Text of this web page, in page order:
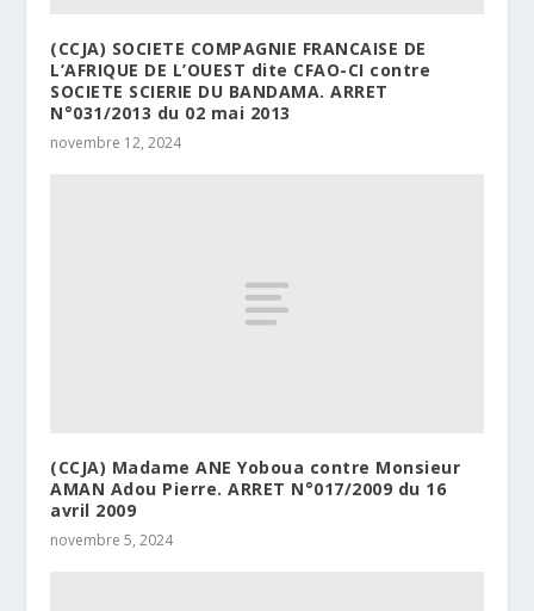
(CCJA) SOCIETE COMPAGNIE FRANCAISE DE
L’AFRIQUE DE L’OUEST dite CFAO-CI contre
SOCIETE SCIERIE DU BANDAMA. ARRET
N°031/2013 du 02 mai 2013
novembre 12, 2024
(CCJA) Madame ANE Yoboua contre Monsieur
AMAN Adou Pierre. ARRET N°017/2009 du 16
avril 2009
novembre 5, 2024